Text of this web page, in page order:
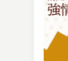
三遊